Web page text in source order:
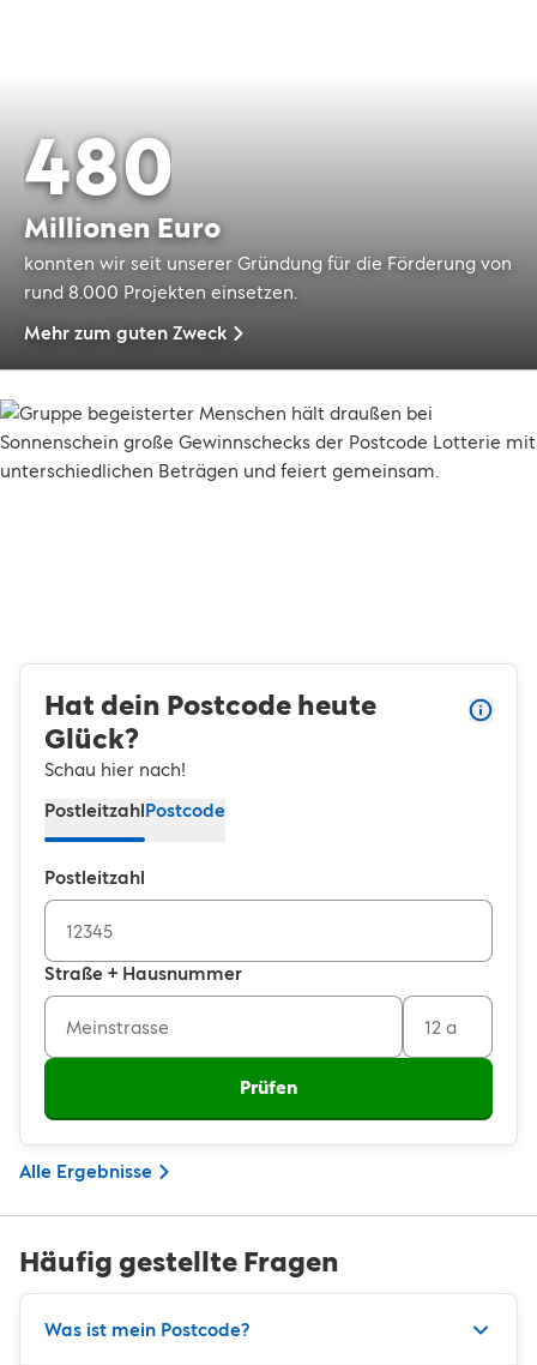
5
4
3
2
1
0
9
8
7
6
5
4
1
0
0
9
8
7
6
3
2
1
Millionen Euro
konnten wir seit unserer Gründung für die Förderung von
rund 8.000 Projekten einsetzen.
Mehr zum guten Zweck
Hat dein Postcode heute
Glück?
Schau hier nach!
PostleitzahlPostcode
Postleitzahl
Straße + Hausnummer
Prüfen
Alle Ergebnisse
Häufig gestellte Fragen
Was ist mein Postcode?